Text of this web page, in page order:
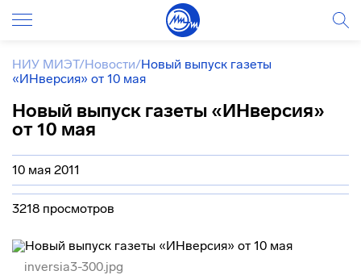
НИУ МИЭТ/Новости/Новый выпуск газеты
«ИНверсия» от 10 мая
Новый выпуск газеты «ИНверсия»
от 10 мая
10 мая 2011
3218 просмотров
inversia3-300.jpg